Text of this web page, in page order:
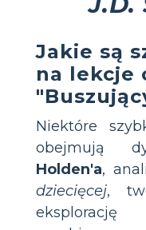
Jakie są
na lekcje
Niektóre
obejmują
Holden'a,
dziecięcej,